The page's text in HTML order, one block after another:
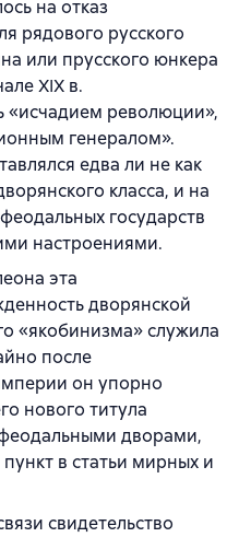
на отказ
рядового русского
или прусского юнкера
XIX в.
«исчадием революции»,
генералом».
едва ли не как
класса, и на
государств
настроениями.
эта
дворянской
«якобинизма» служила
после
он упорно
нового титула
дворами,
в статьи мирных и
свидетельство